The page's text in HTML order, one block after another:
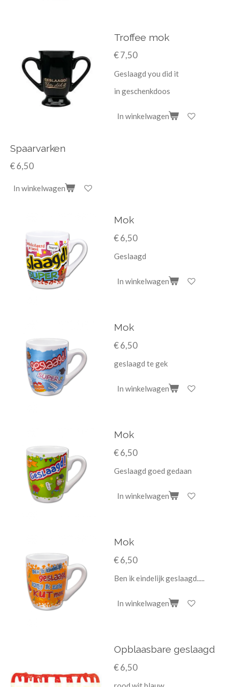
Troffee mok
€ 7,50
Geslaagd you did it
in geschenkdoos
In winkelwagen
Spaarvarken
€ 6,50
In winkelwagen
Mok
€ 6,50
Geslaagd
In winkelwagen
Mok
€ 6,50
geslaagd te gek
In winkelwagen
Mok
€ 6,50
Geslaagd goed gedaan
In winkelwagen
Mok
€ 6,50
Ben ik eindelijk geslaagd.....
In winkelwagen
Opblaasbare geslaagd
€ 6,50